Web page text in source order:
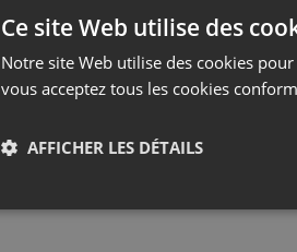
Ce site Web utilise des
Notre site Web utilise des cookies
vous acceptez tous les cookies
AFFICHER LES DÉTAILS